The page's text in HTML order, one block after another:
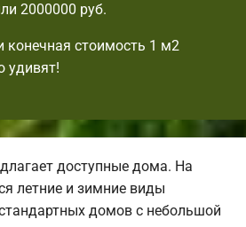
2000000 руб.
конечная стоимость 1 м2
удивят!
доступные дома. На
летние и зимние виды
домов с небольшой